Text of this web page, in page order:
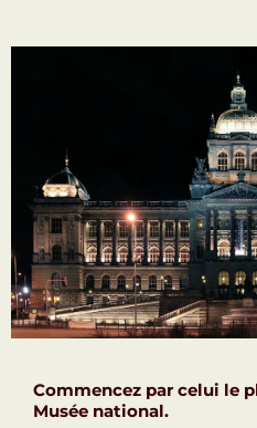
Commencez par celui le
Musée national.